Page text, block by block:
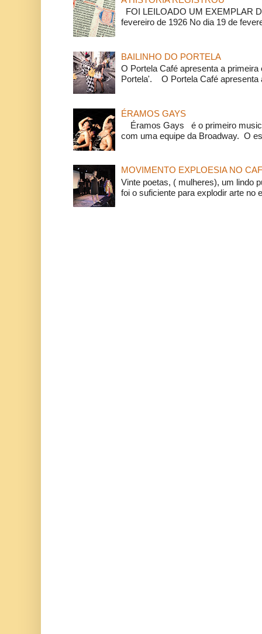
FOI LEILOADO UM EXEMPLAR
fevereiro de 1926 No dia 19 de
BAILINHO DO PORTELA
O Portela Café apresenta a
Portela'. O Portela Café apresenta
ÉRAMOS GAYS
Éramos Gays é o primeiro
com uma equipe da Broadway. O
MOVIMENTO EXPLOESIA NO
Vinte poetas, ( mulheres), um lindo
foi o suficiente para explodir arte no